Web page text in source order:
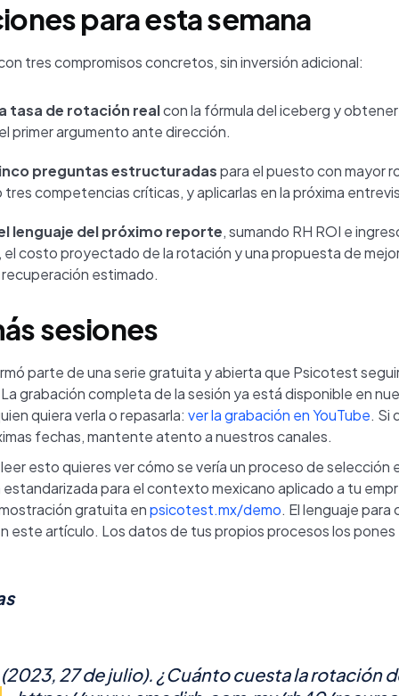
para esta semana
tres compromisos concretos, sin inversión adicional:
tasa de rotación realcon la fórmula del iceberg y
primer argumento ante dirección.
preguntas estructuradaspara el puesto con mayor
competencias críticas, y aplicarlas en la próxima
lenguaje del próximo reporte, sumando RH ROI e
costo proyectado de la rotación y una propuesta de
estimado.
sesiones
parte de una serie gratuita y abierta que Psicotest
grabación completa de la sesión ya está disponible en
quiera verla o repasarla: ver la grabación en YouTube. Si
fechas, mantente atento a nuestros canales.
esto quieres ver cómo se vería un proceso de
para el contexto mexicano aplicado a tu
gratuita enpsicotest.mx/demo. El lenguaje
este artículo. Los datos de tus propios procesos los
27 de julio). ¿Cuánto cuesta la rotación